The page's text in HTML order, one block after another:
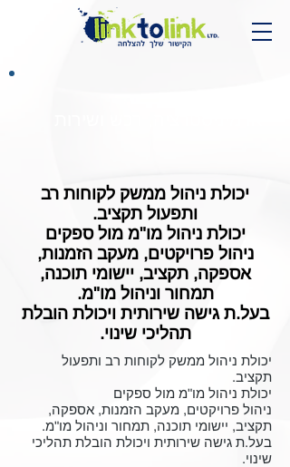
יכולת ניהול ממשק לקוחות רב
ותפעול תקציב.
יכולת ניהול מו"מ מול ספקים
ניהול פרויקטים, מעקב הזמנות,
אספקה, תקציב, יישומי תוכנה,
תמחור וניהול מו"מ.
בעל.ת גישה שירותית ויכולת הובלת
תהליכי שינוי.
יכולת ניהול ממשק לקוחות רב ותפעול
תקציב.
יכולת ניהול מו"מ מול ספקים
ניהול פרויקטים, מעקב הזמנות, אספקה,
תקציב, יישומי תוכנה, תמחור וניהול מו"מ.
בעל.ת גישה שירותית ויכולת הובלת תהליכי
שינוי.